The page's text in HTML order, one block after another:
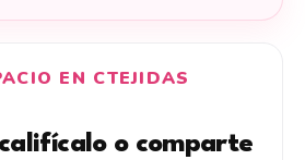
EN CTEJIDAS
o comparte